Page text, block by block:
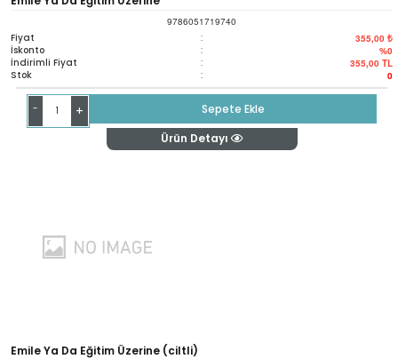
9786051719740
Fiyat : 355,00 ₺
İskonto : %0
İndirimli Fiyat : 355,00 TL
Stok : 0
- +
Sepete Ekle
Ürün Detayı
Emile Ya Da Eğitim Üzerine (ciltli)